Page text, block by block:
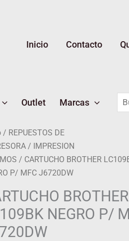
Inicio Contacto
Outlet Marcas
/ REPUESTOS DE
/ IMPRESION
/ CARTUCHO BROTHER
P/ MFC J6720DW
BROTHER
NEGRO P/